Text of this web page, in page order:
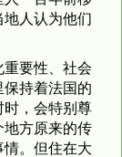
人认为他们
要性、社会
持着法国的
时，会特别尊
地方原来的传
。但住在大